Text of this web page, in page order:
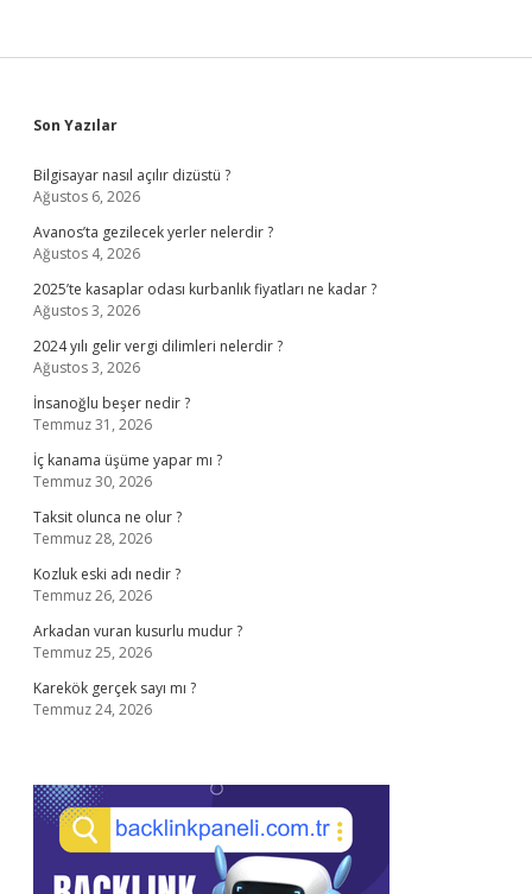
Sidebar
Son Yazılar
Bilgisayar nasıl açılır dizüstü ?
Ağustos 6, 2026
Avanos’ta gezilecek yerler nelerdir ?
Ağustos 4, 2026
2025’te kasaplar odası kurbanlık fiyatları ne kadar ?
Ağustos 3, 2026
2024 yılı gelir vergi dilimleri nelerdir ?
Ağustos 3, 2026
İnsanoğlu beşer nedir ?
Temmuz 31, 2026
İç kanama üşüme yapar mı ?
Temmuz 30, 2026
Taksit olunca ne olur ?
Temmuz 28, 2026
Kozluk eski adı nedir ?
Temmuz 26, 2026
Arkadan vuran kusurlu mudur ?
Temmuz 25, 2026
Karekök gerçek sayı mı ?
Temmuz 24, 2026